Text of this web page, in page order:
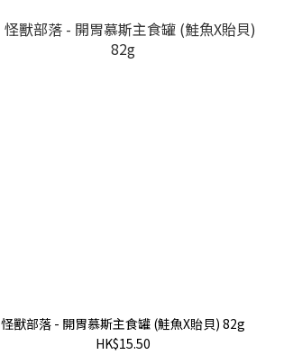
怪獸部落 - 開胃慕斯主食罐 (鮭魚X貽貝) 82g
HK$15.50